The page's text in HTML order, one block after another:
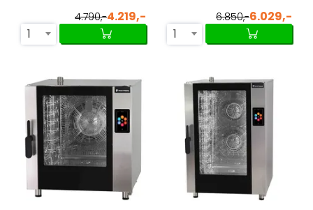
4.790,-4.219,-
1
6.850,-6.029,-
1